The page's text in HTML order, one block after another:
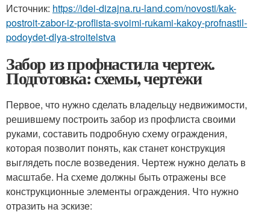
Источник: https://idei-dizajna.ru-land.com/novosti/kak-
postroit-zabor-iz-proflista-svoimi-rukami-kakoy-profnastil-
podoydet-dlya-stroitelstva
Забор из профнастила чертеж.
Подготовка: схемы, чертежи
Первое, что нужно сделать владельцу недвижимости,
решившему построить забор из профлиста своими
руками, составить подробную схему ограждения,
которая позволит понять, как станет конструкция
выглядеть после возведения. Чертеж нужно делать в
масштабе. На схеме должны быть отражены все
конструкционные элементы ограждения. Что нужно
отразить на эскизе: